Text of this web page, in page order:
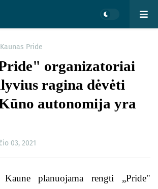
Kaunas Pride
organizatoriai
ragina dėvėti
autonomija yra
03, 2021
planuojama rengti „Pride"